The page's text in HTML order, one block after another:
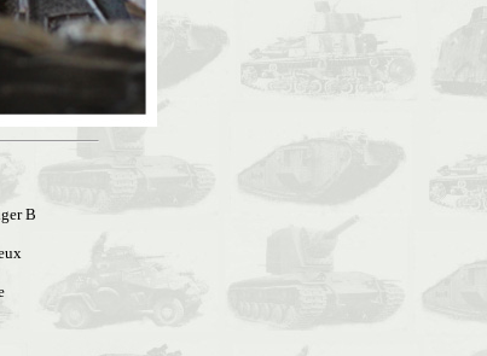
B